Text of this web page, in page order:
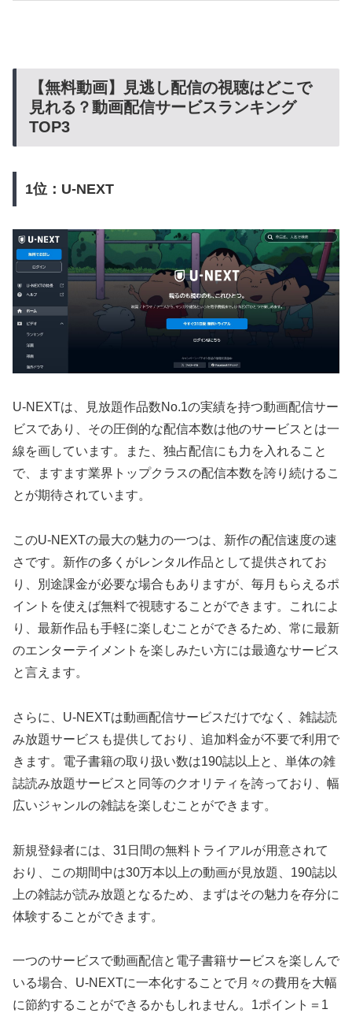
【無料動画】見逃し配信の視聴はどこで
見れる？動画配信サービスランキング
TOP3
1位：U-NEXT
U-NEXTは、見放題作品数No.1の実績を持つ動画配信サー
ビスであり、その圧倒的な配信本数は他のサービスとは一
線を画しています。また、独占配信にも力を入れること
で、ますます業界トップクラスの配信本数を誇り続けるこ
とが期待されています。
このU-NEXTの最大の魅力の一つは、新作の配信速度の速
さです。新作の多くがレンタル作品として提供されてお
り、別途課金が必要な場合もありますが、毎月もらえるポ
イントを使えば無料で視聴することができます。これによ
り、最新作品も手軽に楽しむことができるため、常に最新
のエンターテイメントを楽しみたい方には最適なサービス
と言えます。
さらに、U-NEXTは動画配信サービスだけでなく、雑誌読
み放題サービスも提供しており、追加料金が不要で利用で
きます。電子書籍の取り扱い数は190誌以上と、単体の雑
誌読み放題サービスと同等のクオリティを誇っており、幅
広いジャンルの雑誌を楽しむことができます。
新規登録者には、31日間の無料トライアルが用意されて
おり、この期間中は30万本以上の動画が見放題、190誌以
上の雑誌が読み放題となるため、まずはその魅力を存分に
体験することができます。
一つのサービスで動画配信と電子書籍サービスを楽しんで
いる場合、U-NEXTに一本化することで月々の費用を大幅
に節約することができるかもしれません。1ポイント＝1